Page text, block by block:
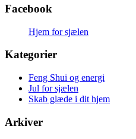
Facebook
Hjem for sjælen
Kategorier
Feng Shui og energi
Jul for sjælen
Skab glæde i dit hjem
Arkiver